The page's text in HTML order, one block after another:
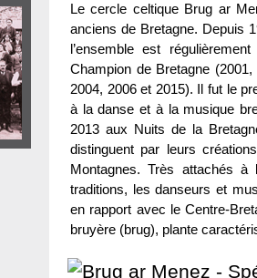
Le cercle celtique Brug ar
anciens de Bretagne. Depuis
l’ensemble est
Champion de Bretagne
2004, 2006 et 2015). Il fut le
à la danse et à la musique
2013 aux Nuits de la
distinguent par leurs
Montagnes. Très attachés
traditions, les danseurs et
en rapport avec le Centre-
bruyère (brug), plante